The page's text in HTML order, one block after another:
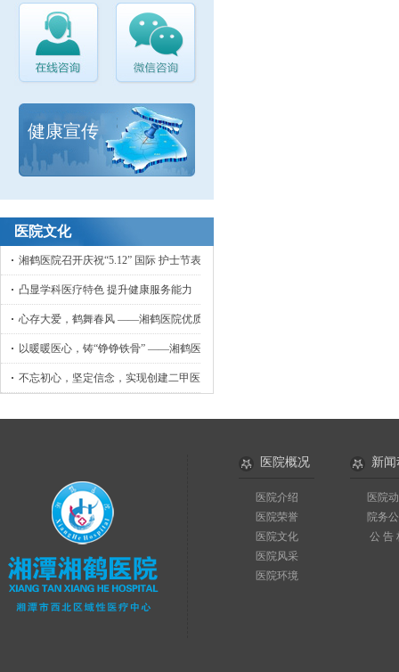
健康宣传
医院文化
湘鹤医院召开庆祝“5.12” 国际 护士节表彰大会
凸显学科医疗特色 提升健康服务能力
心存大爱，鹤舞春风 ——湘鹤医院优质护理工作侧记
以暖暖医心，铸“铮铮铁骨” ——湘鹤医院骨外科小记
不忘初心，坚定信念，实现创建二甲医院目标
医院概况
医院介绍
医院荣誉
医院文化
医院风采
医院环境
新
医院
院务
公 告